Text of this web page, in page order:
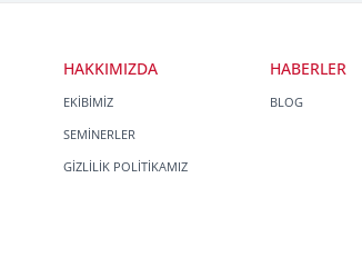
HAKKIMIZDA
EKİBİMİZ
SEMİNERLER
GİZLİLİK POLİTİKAMIZ
HABERLER
BLOG